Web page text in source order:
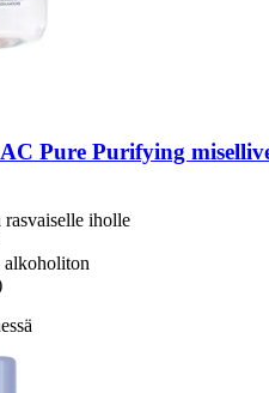
Pure Purifying
iholle
alkoholiton